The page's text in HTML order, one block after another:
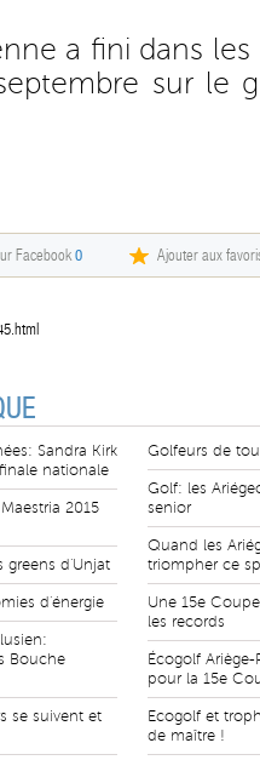
a fini dans
sur le
Facebook0 Ajouter aux
Sandra Kirk
nationale
2015
greens d'Unjat
d'énergie
Bouche
se suivent et
Golfeurs de
Golf: les
senior
Quand les
triompher ce
Une 15e
les records
Écogolf
pour la 15e
Ecogolf et
de maître !